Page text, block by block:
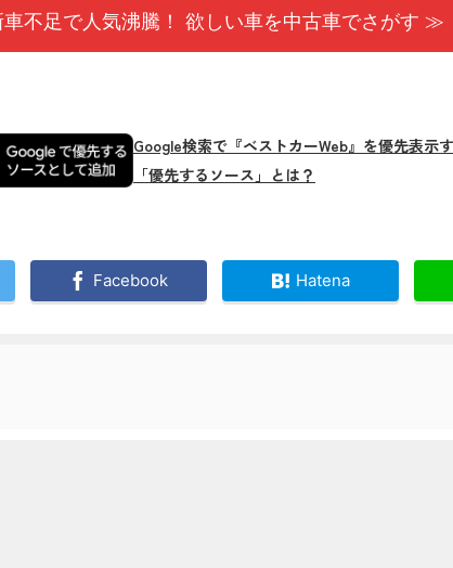
車不足で人気沸騰！ 欲しい車を中古車でさがす ≫
Google検索で『ベストカーWeb』を優先表示
「優先するソース」とは？
Facebook Hatena